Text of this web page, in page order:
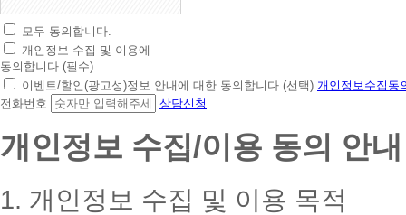
초
간
편
상
담
청
대
폰
모두 동의합니다.
개인정보 수집 및 이용에
동의합니다.(필수)
이벤트/할인(광고성)정보 안내에 대한 동의합니다.(선택) 개인정보수집동
전화번호
상담신청
개인정보 수집/이용 동의 안내
1. 개인정보 수집 및 이용 목적